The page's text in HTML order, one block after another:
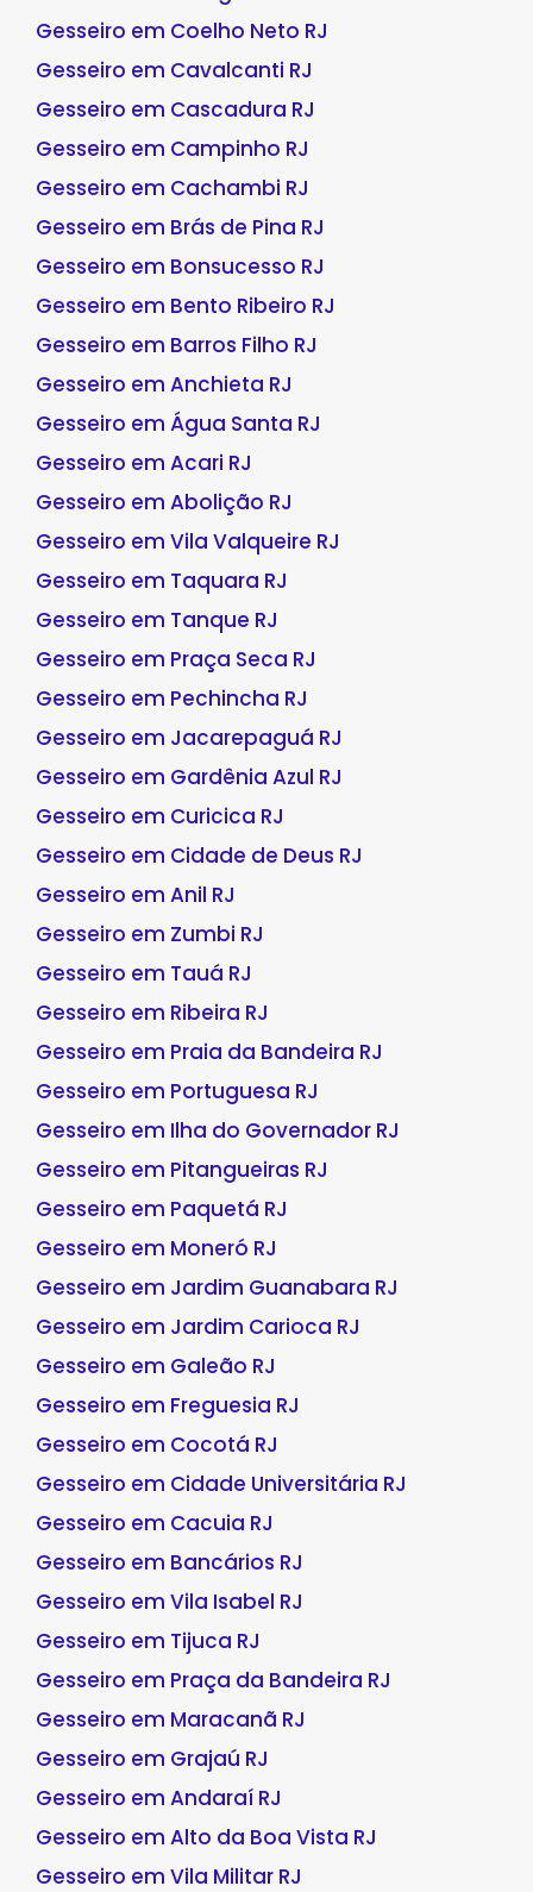
Gesseiro em Coelho Neto RJ
Gesseiro em Cavalcanti RJ
Gesseiro em Cascadura RJ
Gesseiro em Campinho RJ
Gesseiro em Cachambi RJ
Gesseiro em Brás de Pina RJ
Gesseiro em Bonsucesso RJ
Gesseiro em Bento Ribeiro RJ
Gesseiro em Barros Filho RJ
Gesseiro em Anchieta RJ
Gesseiro em Água Santa RJ
Gesseiro em Acari RJ
Gesseiro em Abolição RJ
Gesseiro em Vila Valqueire RJ
Gesseiro em Taquara RJ
Gesseiro em Tanque RJ
Gesseiro em Praça Seca RJ
Gesseiro em Pechincha RJ
Gesseiro em Jacarepaguá RJ
Gesseiro em Gardênia Azul RJ
Gesseiro em Curicica RJ
Gesseiro em Cidade de Deus RJ
Gesseiro em Anil RJ
Gesseiro em Zumbi RJ
Gesseiro em Tauá RJ
Gesseiro em Ribeira RJ
Gesseiro em Praia da Bandeira RJ
Gesseiro em Portuguesa RJ
Gesseiro em Ilha do Governador RJ
Gesseiro em Pitangueiras RJ
Gesseiro em Paquetá RJ
Gesseiro em Moneró RJ
Gesseiro em Jardim Guanabara RJ
Gesseiro em Jardim Carioca RJ
Gesseiro em Galeão RJ
Gesseiro em Freguesia RJ
Gesseiro em Cocotá RJ
Gesseiro em Cidade Universitária RJ
Gesseiro em Cacuia RJ
Gesseiro em Bancários RJ
Gesseiro em Vila Isabel RJ
Gesseiro em Tijuca RJ
Gesseiro em Praça da Bandeira RJ
Gesseiro em Maracanã RJ
Gesseiro em Grajaú RJ
Gesseiro em Andaraí RJ
Gesseiro em Alto da Boa Vista RJ
Gesseiro em Vila Militar RJ